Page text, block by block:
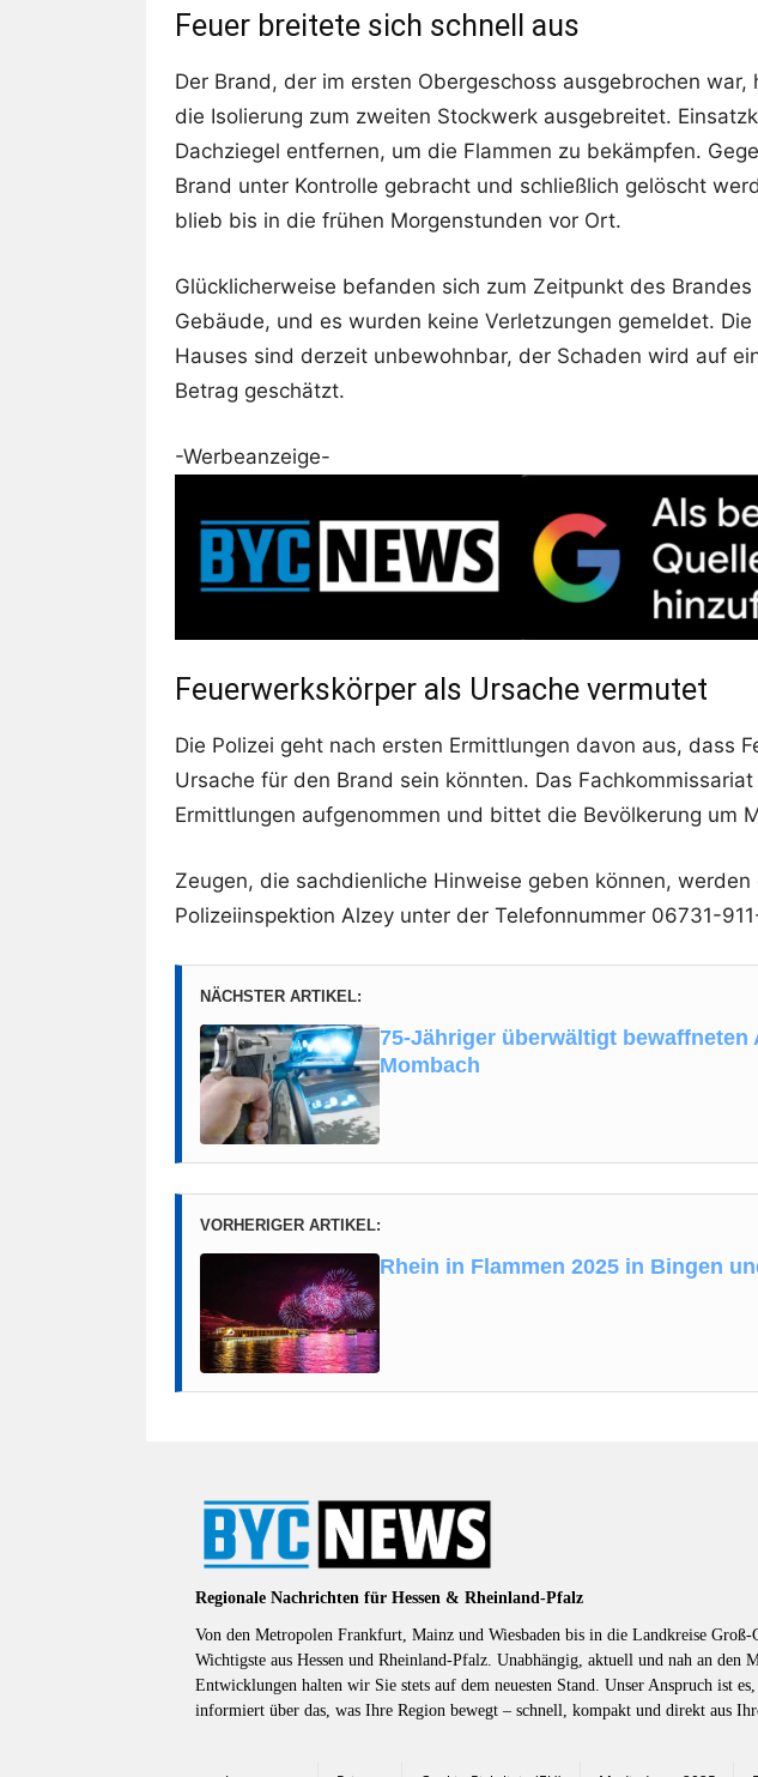
Feuer breitete sich schnell aus
Der Brand, der im ersten Obergeschoss ausgebrochen
die Isolierung zum zweiten Stockwerk ausgebreitet.
Dachziegel entfernen, um die Flammen zu bekämpfen.
Brand unter Kontrolle gebracht und schließlich gelöscht
blieb bis in die frühen Morgenstunden vor Ort.
Glücklicherweise befanden sich zum Zeitpunkt des Brandes
Gebäude, und es wurden keine Verletzungen gemeldet.
Hauses sind derzeit unbewohnbar, der Schaden wird auf
Betrag geschätzt.
-Werbeanzeige-
Feuerwerkskörper als Ursache vermutet
Die Polizei geht nach ersten Ermittlungen davon aus, dass
Ursache für den Brand sein könnten. Das Fachkommissariat
Ermittlungen aufgenommen und bittet die Bevölkerung um
Zeugen, die sachdienliche Hinweise geben können,
Polizeiinspektion Alzey unter der Telefonnummer 06731-
NÄCHSTER ARTIKEL:
75-Jähriger überwältigt bewaffneten
Mombach
VORHERIGER ARTIKEL:
Rhein in Flammen 2025 in Bingen
Regionale Nachrichten für Hessen & Rheinland-Pfalz
Von den Metropolen Frankfurt, Mainz und Wiesbaden bis in die Landkreise
Wichtigste aus Hessen und Rheinland-Pfalz. Unabhängig, aktuell und nah an
Entwicklungen halten wir Sie stets auf dem neuesten Stand. Unser Anspruch ist
informiert über das, was Ihre Region bewegt – schnell, kompakt und direkt aus